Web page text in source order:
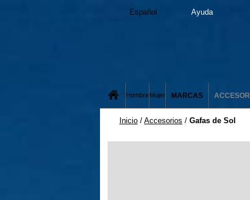
Español Ayuda
HombreMujer MARCAS
Inicio / Accesorios / Gafas de Sol